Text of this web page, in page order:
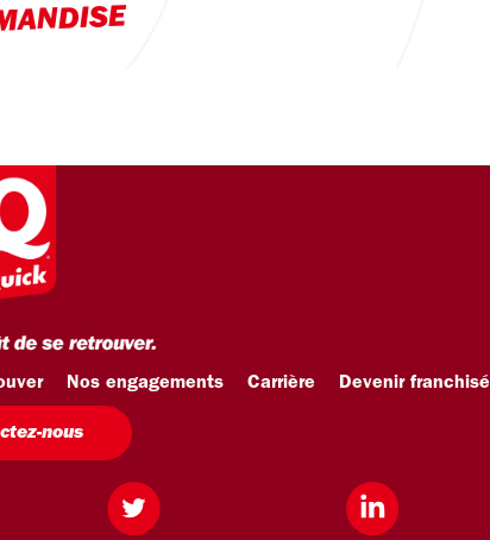
Nos engagements Carrière Devenir franchisé
nous